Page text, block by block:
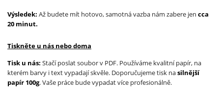
Výsledek: Až budete mít hotovo, samotná vazba nám zabere jen cca
20 minut.
Tiskněte u nás nebo doma
Tisk u nás: Stačí poslat soubor v PDF. Používáme kvalitní papír, na
kterém barvy i text vypadají skvěle. Doporučujeme tisk nasilnější
papír 100g. Vaše práce bude vypadat více profesionálně.